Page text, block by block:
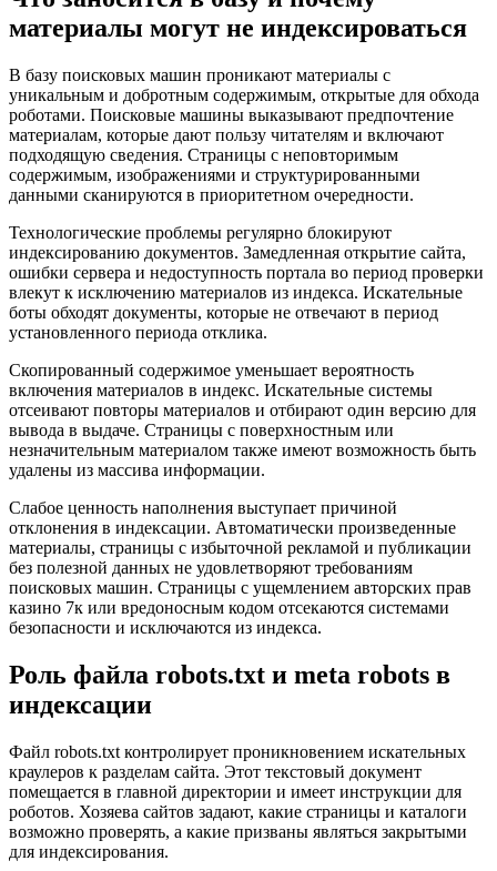
материалы могут не индексироваться
В базу поисковых машин проникают материалы с
уникальным и добротным содержимым, открытые для обхода
роботами. Поисковые машины выказывают предпочтение
материалам, которые дают пользу читателям и включают
подходящую сведения. Страницы с неповторимым
содержимым, изображениями и структурированными
данными сканируются в приоритетном очередности.
Технологические проблемы регулярно блокируют
индексированию документов. Замедленная открытие сайта,
ошибки сервера и недоступность портала во период проверки
влекут к исключению материалов из индекса. Искательные
боты обходят документы, которые не отвечают в период
установленного периода отклика.
Скопированный содержимое уменьшает вероятность
включения материалов в индекс. Искательные системы
отсеивают повторы материалов и отбирают один версию для
вывода в выдаче. Страницы с поверхностным или
незначительным материалом также имеют возможность быть
удалены из массива информации.
Слабое ценность наполнения выступает причиной
отклонения в индексации. Автоматически произведенные
материалы, страницы с избыточной рекламой и публикации
без полезной данных не удовлетворяют требованиям
поисковых машин. Страницы с ущемлением авторских прав
казино 7к или вредоносным кодом отсекаются системами
безопасности и исключаются из индекса.
Роль файла robots.txt и meta robots в
индексации
Файл robots.txt контролирует проникновением искательных
краулеров к разделам сайта. Этот текстовый документ
помещается в главной директории и имеет инструкции для
роботов. Хозяева сайтов задают, какие страницы и каталоги
возможно проверять, а какие призваны являться закрытыми
для индексирования.